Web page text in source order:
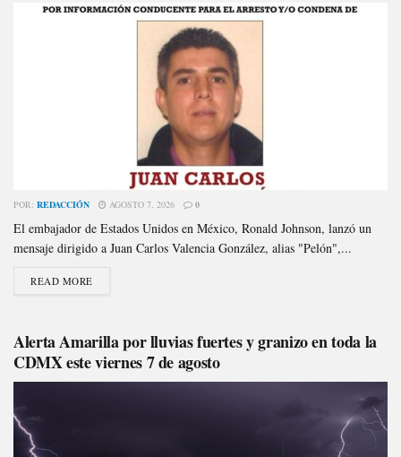
POR: REDACCIÓN AGOSTO 7, 2026 0
El embajador de Estados Unidos en México, Ronald Johnson, lanzó un
mensaje dirigido a Juan Carlos Valencia González, alias "Pelón",...
READ MORE
Alerta Amarilla por lluvias fuertes y granizo en toda la
CDMX este viernes 7 de agosto